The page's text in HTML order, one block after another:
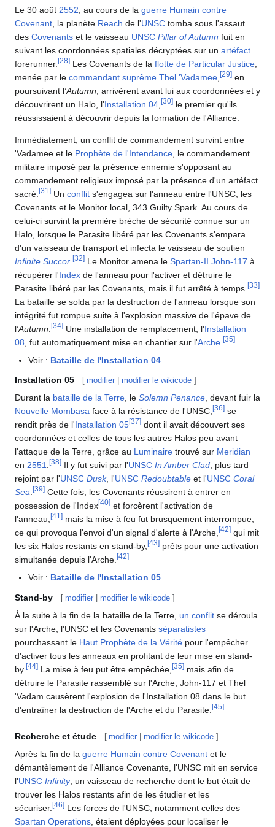
Le 30 août 2552 , au cours de la guerre Humain contre
Covenant , la planète Reach de l'UNSC tomba sous l'assaut
des Covenants et le vaisseau UNSC Pillar of Autumn fuit en
suivant les coordonnées spatiales décryptées sur un artéfact
forerunner. [28] Les Covenants de la flotte de Particular Justice
menée par le commandant suprême Thel 'Vadamee [29] en
poursuivant l’Autumn , arrivèrent avant lui aux coordonnées et y
découvrirent un Halo, l'Installation 04 [30] le premier qu'ils
réussissaient à découvrir depuis la formation de l'Alliance.
Immédiatement, un conflit de commandement survint entre
'Vadamee et le Prophète de l'Intendance , le commandement
militaire imposé par la présence ennemie s'opposant au
commandement religieux imposé par la présence d'un artéfact
sacré. [31 ] Un conflit s'engagea sur l'anneau entre l'UNSC, les
Covenants et le Monitor local, 343 Guilty Spark. Au cours de
celui-ci survint la première brèche de sécurité connue sur un
Halo, lorsque le Parasite libéré par les Covenants s'empara
d'un vaisseau de transport et infecta le vaisseau de soutien
Infinite Succor [32] Le Monitor amena le Spartan-II John-117 à
récupérer l'Index de l'anneau pour l'activer et détruire le
Parasite libéré par les Covenants, mais il fut arrêté à temps. [33]
La bataille se solda par la destruction de l'anneau lorsque son
intégrité fut rompue suite à l'explosion massive de l'épave de
l’Autumn [34] Une installation de remplacement, l'Installation
08 , fut automatiquement mise en chantier sur l'Arche [35]
Voir : Bataille de l'Installation 04
Installation 05 [ modifier |modifier le wikicode ]
Durant la bataille de la Terre , le Solemn Penance , devant fuir la
Nouvelle Mombasa face à la résistance de l'UNSC, [36] se
rendit près de l'Installation 05[37] dont il avait découvert ses
coordonnées et celles de tous les autres Halos peu avant
l'attaque de la Terre, grâce au Luminaire trouvé sur Meridian
en 2551 [38] Il y fut suivi par l'UNSC In Amber Clad , plus tard
rejoint par l'UNSC Dusk, l'UNSC Redoubtable et l'UNSC Coral
Sea [39] Cette fois, les Covenants réussirent à entrer en
possession de l'Index[40] et forcèrent l'activation de
l'anneau, [41 ] mais la mise à feu fut brusquement interrompue,
ce qui provoqua l'envoi d'un signal d'alerte à l'Arche, [42] qui mit
les six Halos restants en stand-by, [43] prêts pour une activation
simultanée depuis l'Arche. [42]
Voir : Bataille de l'Installation 05
Stand-by [ modifier |modifier le wikicode ]
À la suite à la fin de la bataille de la Terre, un conflit se déroula
sur l'Arche, l'UNSC et les Covenants séparatistes
pourchassant le Haut Prophète de la Vérité pour l'empêcher
d'activer tous les anneaux en profitant de leur mise en stand-
by. [44] La mise à feu put être empêchée, [35] mais afin de
détruire le Parasite rassemblé sur l'Arche, John-117 et Thel
'Vadam causèrent l'explosion de l'Installation 08 dans le but
d'entraîner la destruction de l'Arche et du Parasite. [45]
Recherche et étude [ modifier |modifier le wikicode ]
Après la fin de la guerre Humain contre Covenant et le
démantèlement de l'Alliance Covenante, l'UNSC mit en service
l'UNSC Infinity, un vaisseau de recherche dont le but était de
trouver les Halos restants afin de les étudier et les
sécuriser. [46] Les forces de l'UNSC, notamment celles des
Spartan Operations , étaient déployées pour localiser le